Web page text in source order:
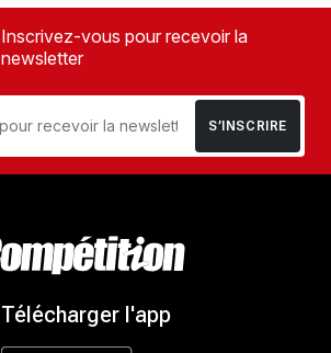
Inscrivez-vous pour recevoir la
newsletter
S’INSCRIRE
Télécharger l'app